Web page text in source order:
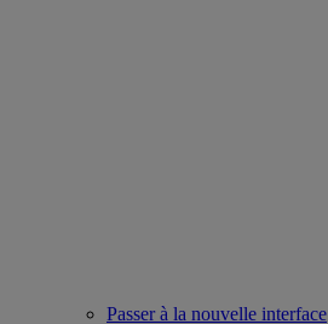
Passer à la nouvelle interface